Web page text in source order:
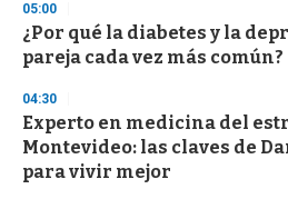
d
s
o
f
3
s
e
c
o
05:00
¿Por qué la diabetes y la
pareja cada vez más común?
04:30
Experto en medicina del
Montevideo: las claves de
para vivir mejor